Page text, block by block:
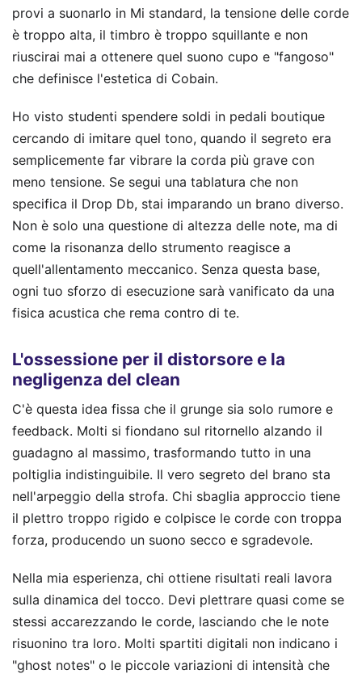
provi a suonarlo in Mi standard, la tensione delle corde
è troppo alta, il timbro è troppo squillante e non
riuscirai mai a ottenere quel suono cupo e "fangoso"
che definisce l'estetica di Cobain.
Ho visto studenti spendere soldi in pedali boutique
cercando di imitare quel tono, quando il segreto era
semplicemente far vibrare la corda più grave con
meno tensione. Se segui una tablatura che non
specifica il Drop Db, stai imparando un brano diverso.
Non è solo una questione di altezza delle note, ma di
come la risonanza dello strumento reagisce a
quell'allentamento meccanico. Senza questa base,
ogni tuo sforzo di esecuzione sarà vanificato da una
fisica acustica che rema contro di te.
L'ossessione per il distorsore e la
negligenza del clean
C'è questa idea fissa che il grunge sia solo rumore e
feedback. Molti si fiondano sul ritornello alzando il
guadagno al massimo, trasformando tutto in una
poltiglia indistinguibile. Il vero segreto del brano sta
nell'arpeggio della strofa. Chi sbaglia approccio tiene
il plettro troppo rigido e colpisce le corde con troppa
forza, producendo un suono secco e sgradevole.
Nella mia esperienza, chi ottiene risultati reali lavora
sulla dinamica del tocco. Devi plettrare quasi come se
stessi accarezzando le corde, lasciando che le note
risuonino tra loro. Molti spartiti digitali non indicano i
"ghost notes" o le piccole variazioni di intensità che